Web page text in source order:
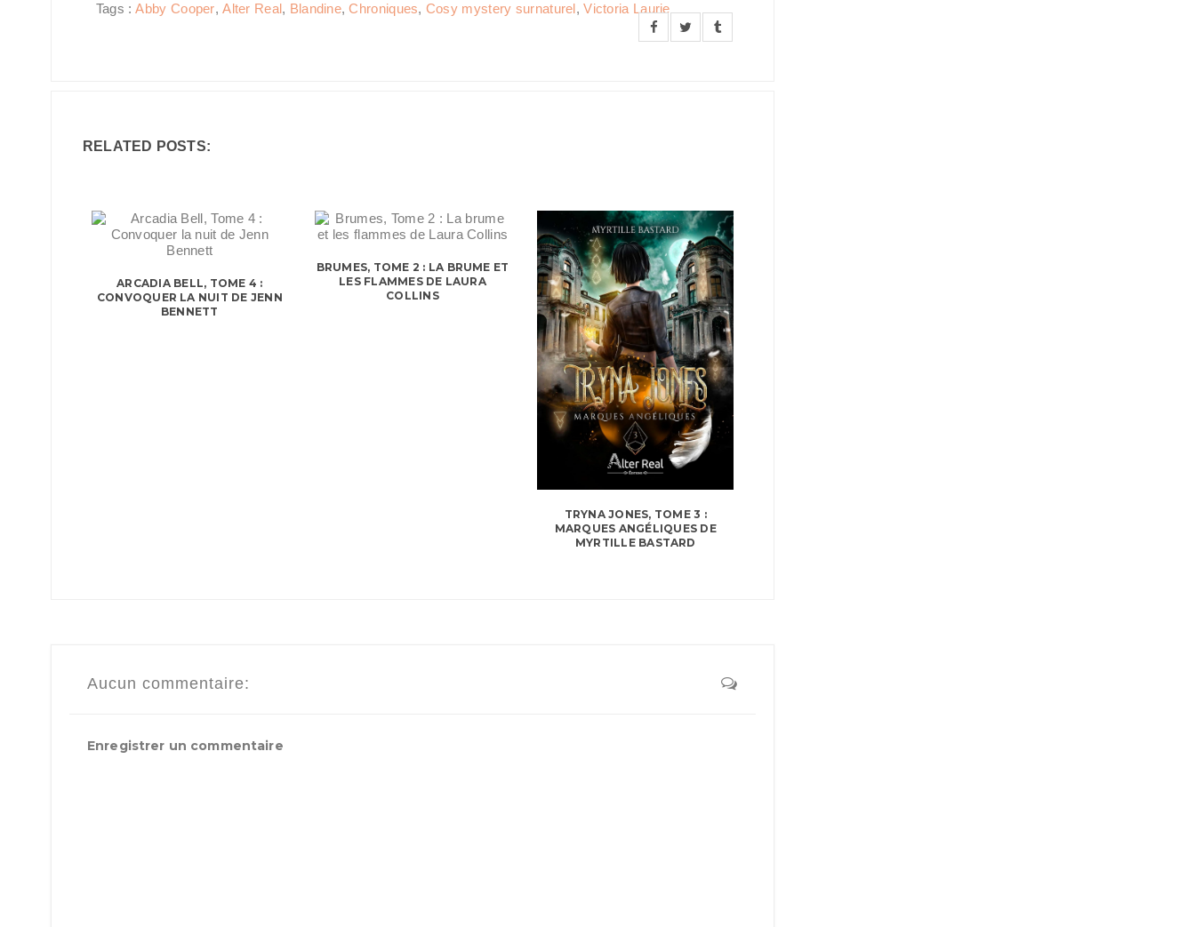
Tags :Abby Cooper,Alter Real, Blandine,Chroniques, Cosy mystery surnaturel,Victoria Laurie
RELATED POSTS:
ARCADIA BELL, TOME 4 :
CONVOQUER LA NUIT DE JENN
BENNETT
BRUMES, TOME 2 : LA BRUME ET
LES FLAMMES DE LAURA
COLLINS
TRYNA JONES, TOME 3 :
MARQUES ANGÉLIQUES DE
MYRTILLE BASTARD
Aucun commentaire:
Enregistrer un commentaire